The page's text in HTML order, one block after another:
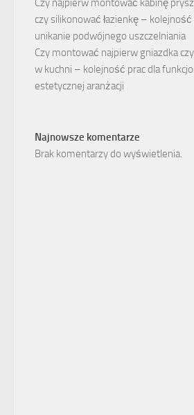
Czy najpierw montować kabinę
czy silikonować łazienkę – kolejność
unikanie podwójnego uszczelniania
Czy montować najpierw gniazdka
w kuchni – kolejność prac dla
estetycznej aranżacji
Najnowsze komentarze
Brak komentarzy do wyświetlenia.